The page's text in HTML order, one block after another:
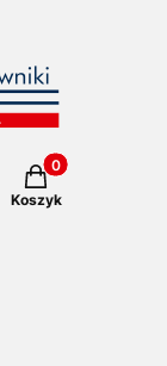
Produkty w
Koszyk